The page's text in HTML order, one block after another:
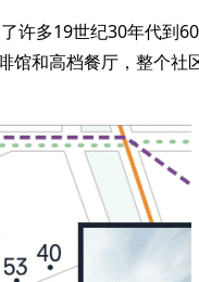
许多19世纪30年代到
和高档餐厅，整个社